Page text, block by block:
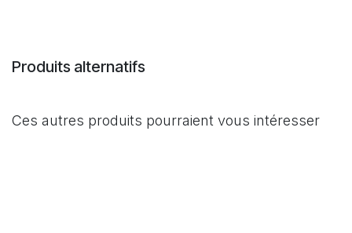
Produits alternatifs
Ces autres produits pourraient vous intéresser